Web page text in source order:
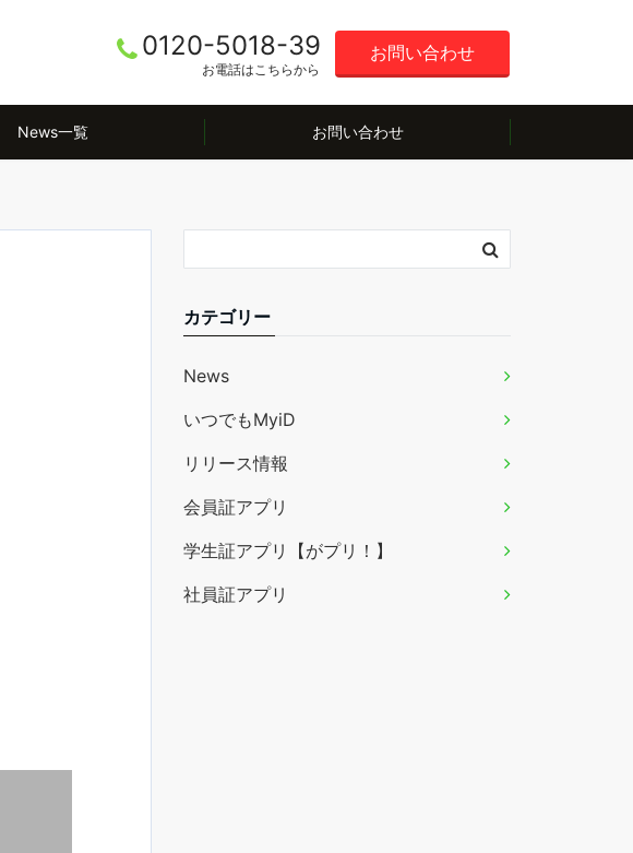
0120-5018-39
お電話はこちらから
お問い合わせ
News一覧 お問い合わせ
カテゴリー
News
いつでもMyiD
リリース情報
会員証アプリ
学生証アプリ【がプリ！】
社員証アプリ